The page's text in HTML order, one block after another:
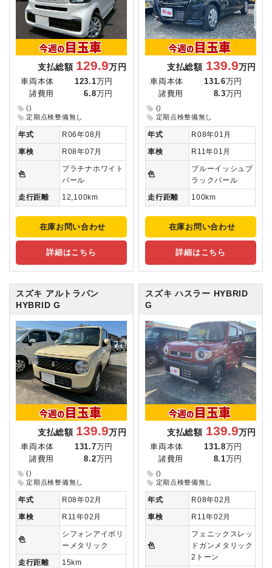
支払総額 129.9万円
車両本体 123.1 万円
諸費用
6.8 万円
()
定期点検整備無し
年式
R06年08月
車検
R08年07月
色
プラチナホワイト
パール
走行距離
12,100km
在庫お問い合わせ
詳細はこちら
支払総額 139.9万円
車両本体 131.6 万円
諸費用
8.3 万円
()
定期点検整備無し
年式
R08年01月
車検
R11年01月
色
ブルーイッシュブ
ラックパール
走行距離
100km
在庫お問い合わせ
詳細はこちら
スズキ アルトラパン
HYBRID G
支払総額 139.9万円
車両本体 131.7万円
諸費用
8.2万円
()
定期点検整備無し
年式
R08年02月
車検
R11年02月
色
シフォンアイボリ
ーメタリック
走行距離
15km
スズキ ハスラー HYBRID
G
支払総額 139.9万円
車両本体 131.8万円
諸費用
8.1万円
()
定期点検整備無し
年式
R08年02月
車検
R11年02月
色
フェニックスレッ
ドガンメタリック
2トーン